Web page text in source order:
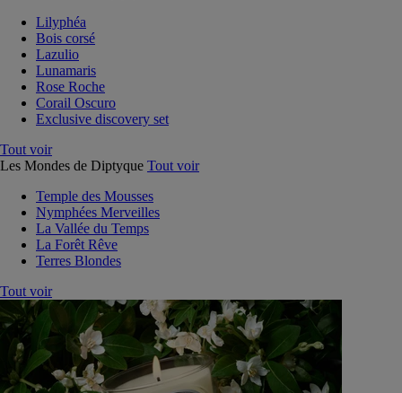
Lilyphéa
Bois corsé
Lazulio
Lunamaris
Rose Roche
Corail Oscuro
Exclusive discovery set
Tout voir
Les Mondes de Diptyque Tout voir
Temple des Mousses
Nymphées Merveilles
La Vallée du Temps
La Forêt Rêve
Terres Blondes
Tout voir